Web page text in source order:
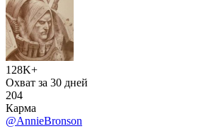
128K+
Охват за 30 дней
204
Карма
@AnnieBronson